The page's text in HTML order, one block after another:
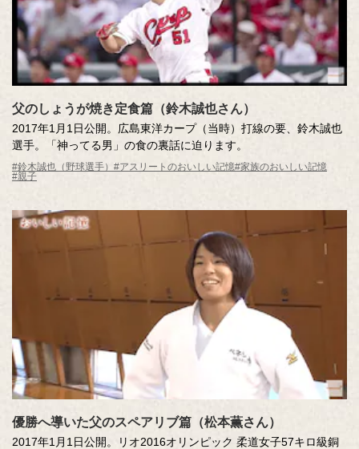
父のしょうが焼き定食篇（鈴木誠也さん）
2017年1月1日公開。広島東洋カープ（当時）打線の要、鈴木誠也
選手。「神ってる男」の食の裏話に迫ります。
#鈴木誠也（野球選手） #アスリートのおいしい記憶#家族のおいしい記憶
#親子
優勝へ導いた父のスペアリブ篇（松本薫さん）
2017年1月1日公開。リオ2016オリンピック 柔道女子57キロ級銅